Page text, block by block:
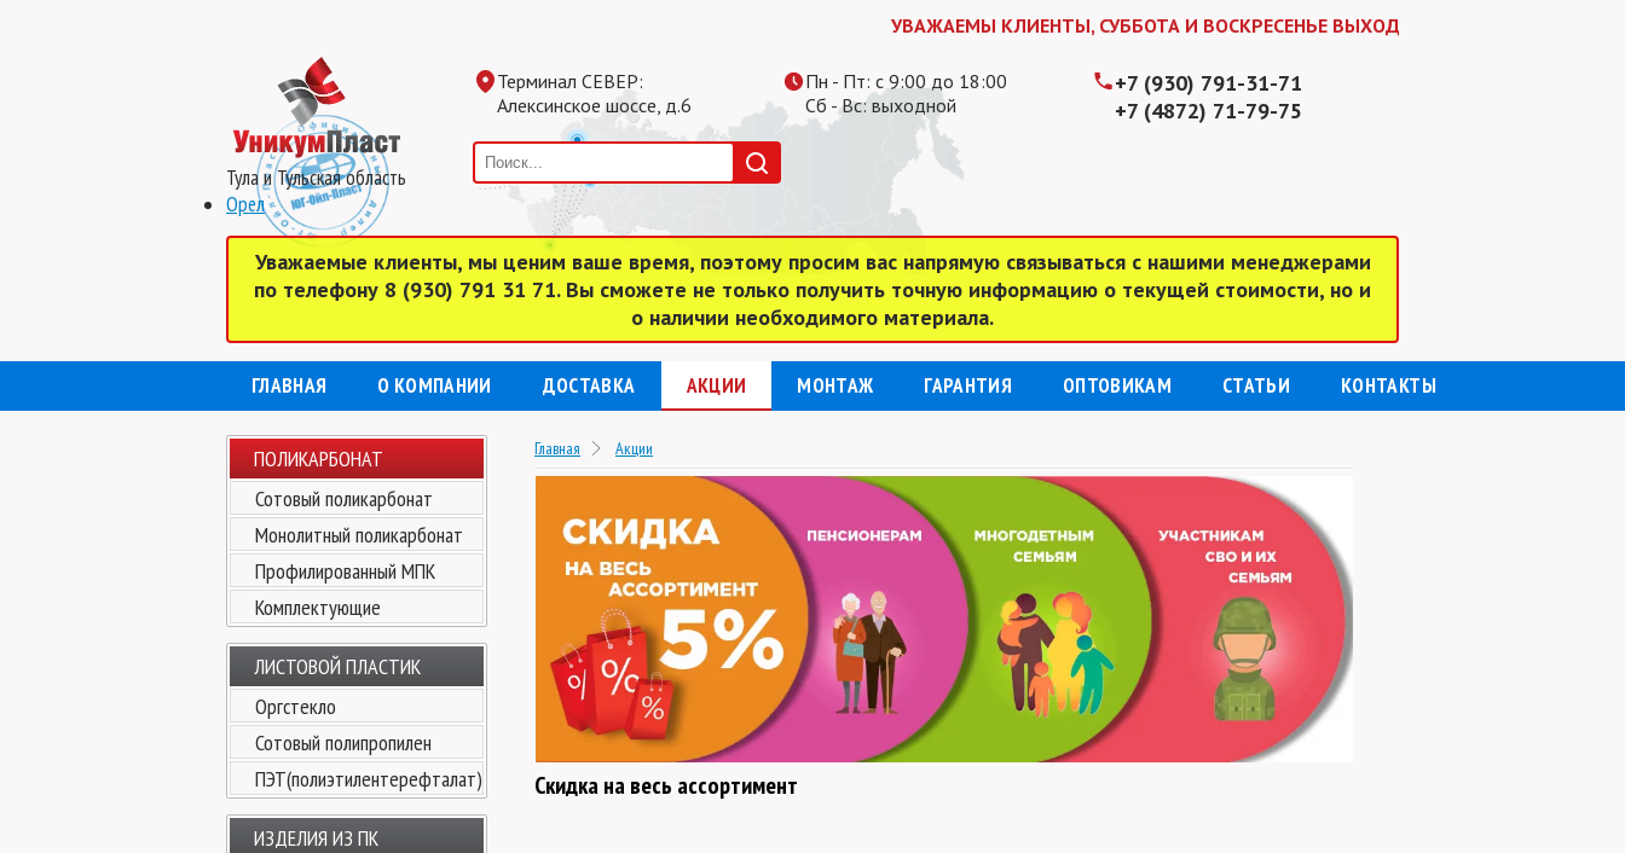
УВАЖАЕМЫ КЛИЕНТЫ, СУББОТА И ВОСКРЕСЕНЬЕ ВЫХОДНЫЕ ДНИ! ЖДЕМ ВАС В
Тула и Тульская область
Орел
Терминал СЕВЕР:
Алексинское шоссе, д.6
Пн - Пт: с 9:00 до 18:00
Сб - Вс: выходной
+7 (930) 791-31-71
+7 (4872) 71-79-75
Уважаемые клиенты, мы ценим ваше время, поэтому просим вас напрямую связываться с нашими менеджерами
по телефону 8 (930) 791 31 71. Вы сможете не только получить точную информацию о текущей стоимости, но и
о наличии необходимого материала.
ГЛАВНАЯ О КОМПАНИИ ДОСТАВКА АКЦИИ МОНТАЖ ГАРАНТИЯ ОПТОВИКАМ СТАТЬИ КОНТАКТЫ
ПОЛИКАРБОНАТ
Сотовый поликарбонат
Монолитный поликарбонат
Профилированный МПК
Комплектующие
ЛИСТОВОЙ ПЛАСТИК
Оргстекло
Сотовый полипропилен
ПЭТ(полиэтилентерефталат)
ИЗДЕЛИЯ ИЗ ПК
Главная Акции
Скидка на весь ассортимент